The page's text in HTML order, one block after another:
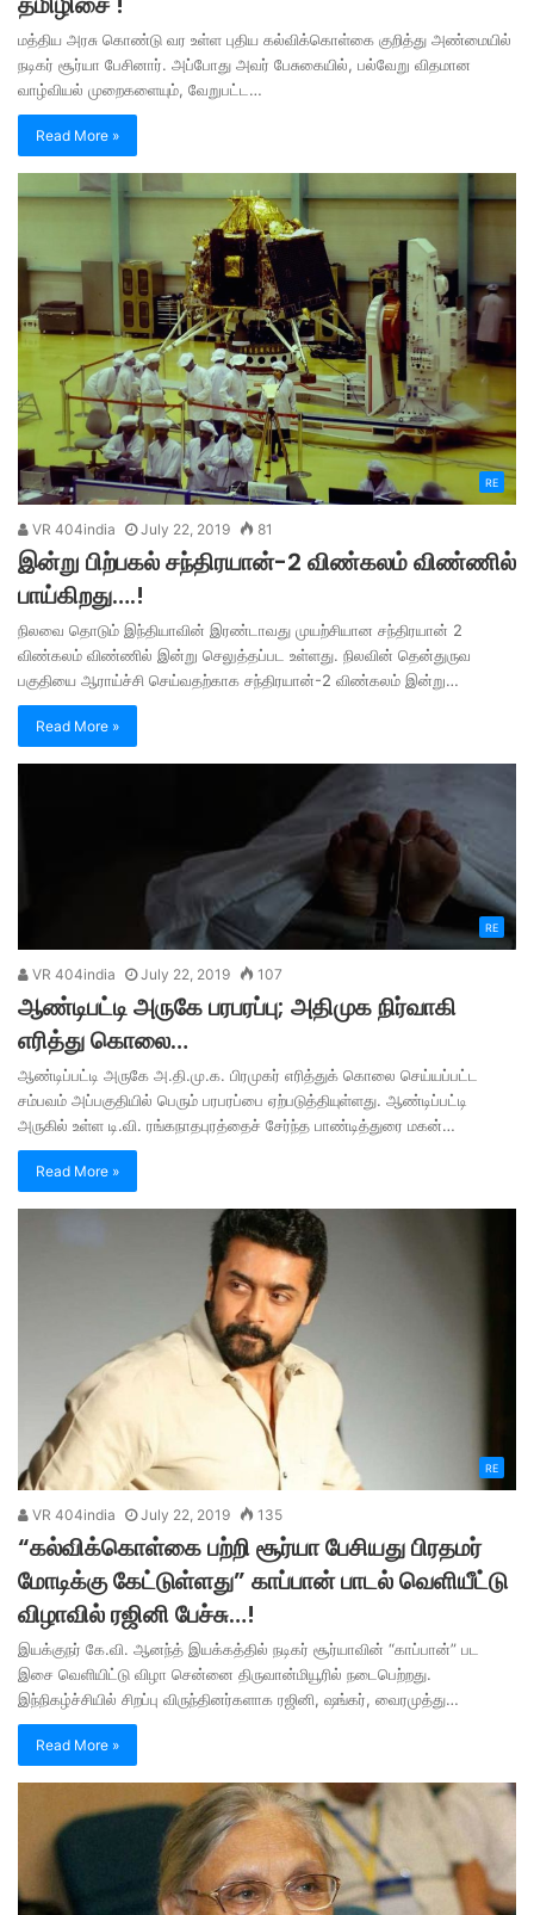
மத்திய அரசு கொண்டு வர உள்ள புதிய கல்விக்கொள்கை குறித்து அண்மையில்
நடிகர் சூர்யா பேசினார். அப்போது அவர் பேசுகையில், பல்வேறு விதமான
வாழ்வியல் முறைகளையும், வேறுபட்ட…
Read More »
RE
VR 404india July 22, 2019 81
இன்று பிற்பகல் சந்திரயான்-2 விண்கலம் விண்ணில்
பாய்கிறது….!
நிலவை தொடும் இந்தியாவின் இரண்டாவது முயற்சியான சந்திரயான் 2
விண்கலம் விண்ணில் இன்று செலுத்தப்பட உள்ளது. நிலவின் தென்துருவ
பகுதியை ஆராய்ச்சி செய்வதற்காக சந்திரயான்-2 விண்கலம் இன்று…
Read More »
RE
VR 404india July 22, 2019 107
ஆண்டிபட்டி அருகே பரபரப்பு; அதிமுக நிர்வாகி
எரித்து கொலை…
ஆண்டிப்பட்டி அருகே அ.தி.மு.க. பிரமுகர் எரித்துக் கொலை செய்யப்பட்ட
சம்பவம் அப்பகுதியில் பெரும் பரபரப்பை ஏற்படுத்தியுள்ளது. ஆண்டிப்பட்டி
அருகில் உள்ள டி.வி. ரங்கநாதபுரத்தைச் சேர்ந்த பாண்டித்துரை மகன்…
Read More »
RE
VR 404india July 22, 2019 135
“கல்விக்கொள்கை பற்றி சூர்யா பேசியது பிரதமர்
மோடிக்கு கேட்டுள்ளது” காப்பான் பாடல் வெளியீட்டு
விழாவில் ரஜினி பேச்சு…!
இயக்குநர் கே.வி. ஆனந்த் இயக்கத்தில் நடிகர் சூர்யாவின் “காப்பான்” பட
இசை வெளியிட்டு விழா சென்னை திருவான்மியூரில் நடைபெற்றது.
இந்நிகழ்ச்சியில் சிறப்பு விருந்தினர்களாக ரஜினி, ஷங்கர், வைரமுத்து…
Read More »